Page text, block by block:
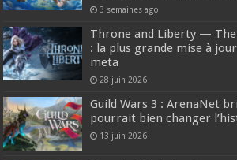
3 semaines ago
Throne and Liberty — The
: la plus grande mise à
meta
28 juin 2026
Guild Wars 3 : ArenaNet
pourrait bien changer
13 juin 2026